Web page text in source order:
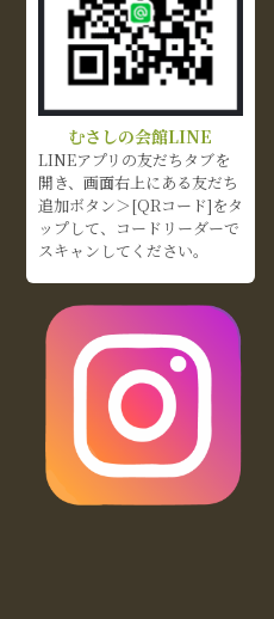
むさしの会館LINE
LINEアプリの友だちタブを
開き、画面右上にある友だち
追加ボタン＞[QRコード]をタ
ップして、コードリーダーで
スキャンしてください。